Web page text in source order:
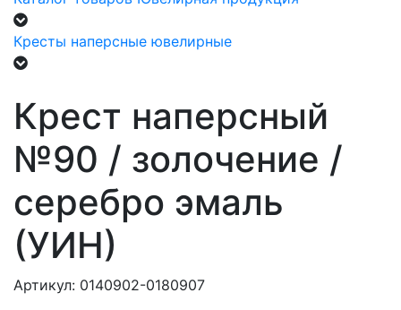
Кресты наперсные ювелирные
Крест наперсный
№90 / золочение /
серебро эмаль
(УИН)
Артикул: 0140902-0180907